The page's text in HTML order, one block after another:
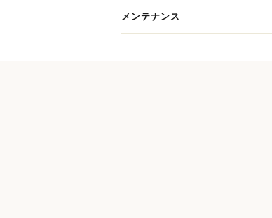
メンテナンス